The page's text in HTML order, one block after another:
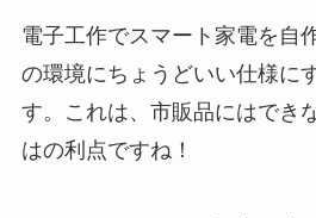
電子工作でスマート家電を自
の環境にちょうどいい仕様に
す。これは、市販品にはでき
はの利点ですね！